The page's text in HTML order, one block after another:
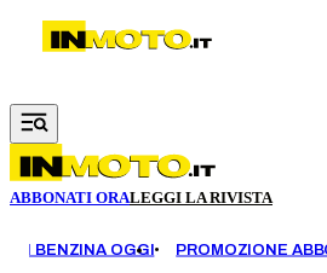
Vai al contenuto principale
ABBONATI ORALEGGI LA RIVISTA
BENZINA OGGI PROMOZIONE